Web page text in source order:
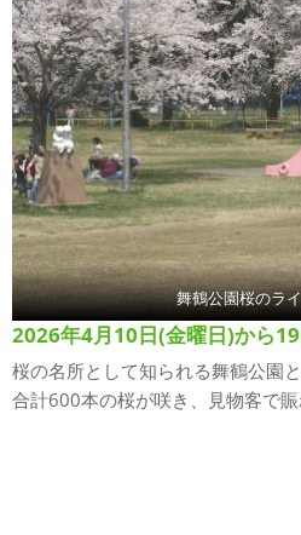
舞鶴公園桜のラ
桜の名所として知られる舞鶴公園
合計600本の桜が咲き、見物客で